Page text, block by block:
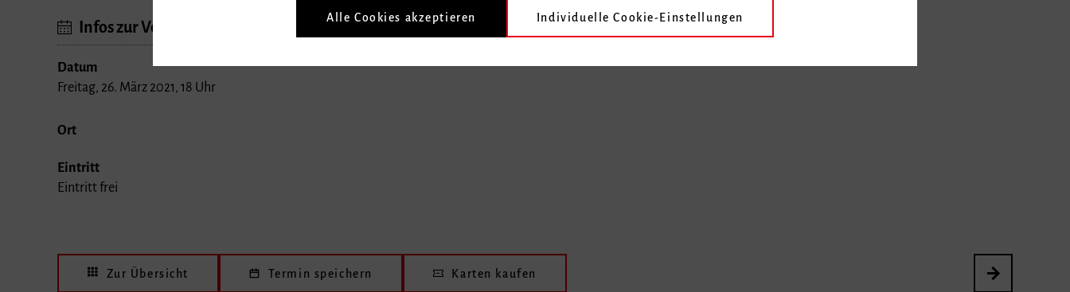
Infos zur Veranstaltung
Datum
Freitag, 26. März 2021, 18 Uhr
Ort
Eintritt
Eintritt frei
Zur Übersicht Termin speichern Karten kaufen
3.
Alle Cookies akzeptieren Individuelle Cookie-Einstellungen